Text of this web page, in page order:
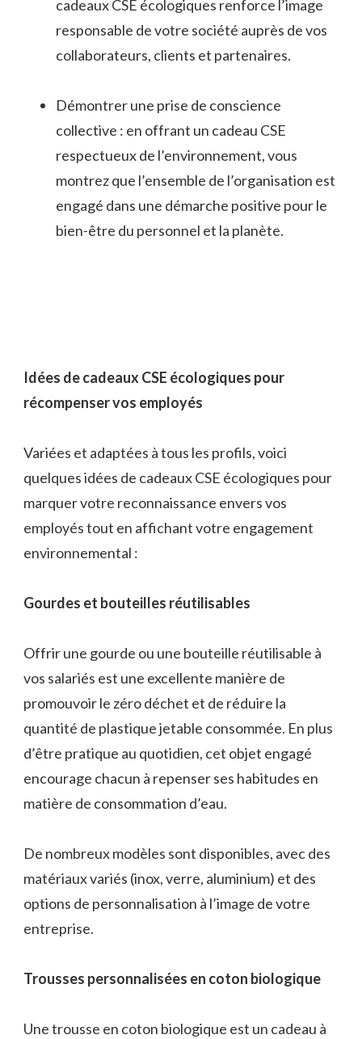
cadeaux CSE écologiques renforce l’image
responsable de votre société auprès de vos
collaborateurs, clients et partenaires.
Démontrer une prise de conscience
collective : en offrant un cadeau CSE
respectueux de l’environnement, vous
montrez que l’ensemble de l’organisation est
engagé dans une démarche positive pour le
bien-être du personnel et la planète.
Idées de cadeaux CSE écologiques pour
récompenser vos employés
Variées et adaptées à tous les profils, voici
quelques idées de cadeaux CSE écologiques pour
marquer votre reconnaissance envers vos
employés tout en affichant votre engagement
environnemental :
Gourdes et bouteilles réutilisables
Offrir une gourde ou une bouteille réutilisable à
vos salariés est une excellente manière de
promouvoir le zéro déchet et de réduire la
quantité de plastique jetable consommée. En plus
d’être pratique au quotidien, cet objet engagé
encourage chacun à repenser ses habitudes en
matière de consommation d’eau.
De nombreux modèles sont disponibles, avec des
matériaux variés (inox, verre, aluminium) et des
options de personnalisation à l’image de votre
entreprise.
Trousses personnalisées en coton biologique
Une trousse en coton biologique est un cadeau à